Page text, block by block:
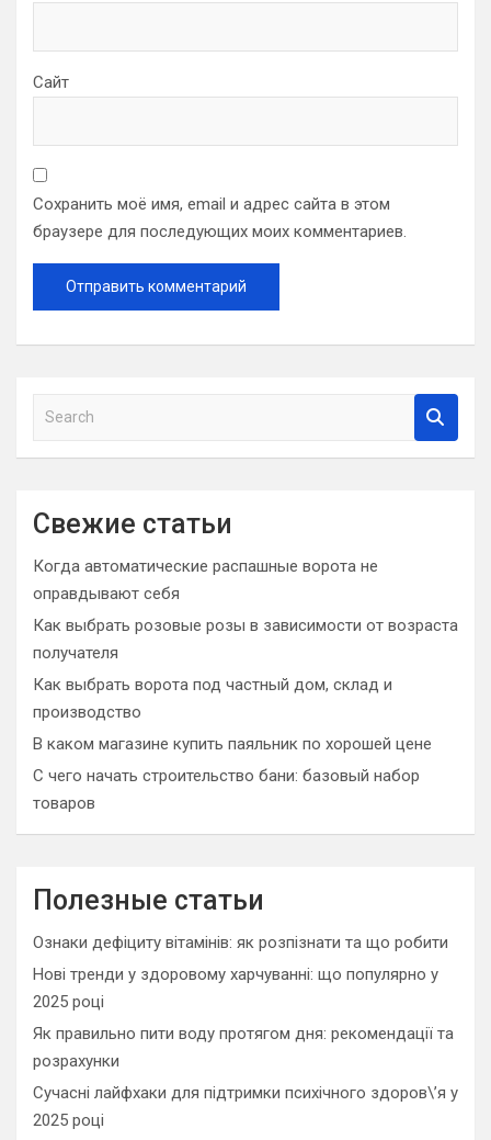
Сайт
Сохранить моё имя, email и адрес сайта в этом
браузере для последующих моих комментариев.
a
c
Свежие статьи
Когда автоматические распашные ворота не
оправдывают себя
Как выбрать розовые розы в зависимости от возраста
получателя
Как выбрать ворота под частный дом, склад и
производство
В каком магазине купить паяльник по хорошей цене
С чего начать строительство бани: базовый набор
товаров
Полезные статьи
Ознаки дефіциту вітамінів: як розпізнати та що робити
Нові тренди у здоровому харчуванні: що популярно у
2025 році
Як правильно пити воду протягом дня: рекомендації та
розрахунки
Сучасні лайфхаки для підтримки психічного здоров\’я у
2025 році